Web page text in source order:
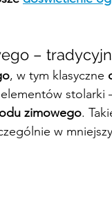
–
, w tym klasyczne
stolarki
zimowego.
w